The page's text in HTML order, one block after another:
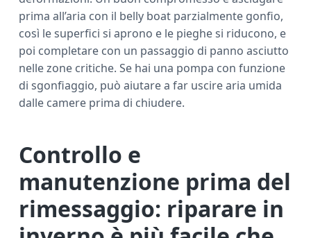
prima all’aria con il belly boat parzialmente gonfio,
così le superfici si aprono e le pieghe si riducono, e
poi completare con un passaggio di panno asciutto
nelle zone critiche. Se hai una pompa con funzione
di sgonfiaggio, può aiutare a far uscire aria umida
dalle camere prima di chiudere.
Controllo e
manutenzione prima del
rimessaggio: riparare in